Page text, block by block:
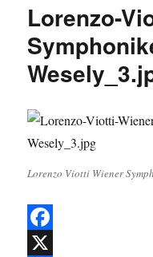
Lorenzo-
Lorenzo Viotti Wiener
F